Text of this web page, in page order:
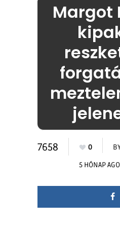
Margot
7658 0
5 HÓNAP AGO